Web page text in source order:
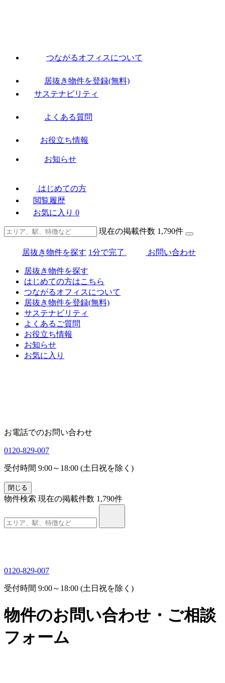
つながるオフィスについて
居抜き物件を登録(無料)
サステナビリティ
よくある質問
お役立ち情報
お知らせ
はじめての方
閲覧履歴
お気に入り 0
現在の掲載件数 1,790件
居抜き物件を探す 1分で完了 お問い合わせ
居抜き物件を探す
はじめての方はこちら
つながるオフィスについて
居抜き物件を登録(無料)
サステナビリティ
よくあるご質問
お役立ち情報
お知らせ
お気に入り
お電話でのお問い合わせ
0120-829-007
受付時間 9:00～18:00 (土日祝を除く)
閉じる
物件検索 現在の掲載件数 1,790件
0120-829-007
受付時間 9:00～18:00 (土日祝を除く)
物件のお問い合わせ・ご相談
フォーム